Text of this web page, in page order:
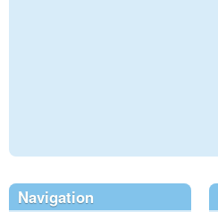
Navigation